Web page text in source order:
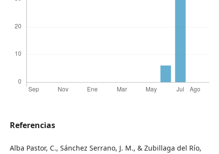
Referencias
Alba Pastor, C., Sánchez Serrano, J. M., & Zubillaga del Río,